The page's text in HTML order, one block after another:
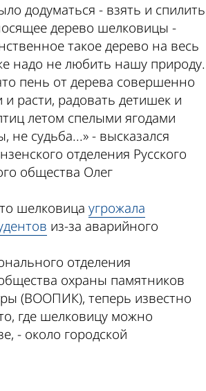
додуматься - взять и спилить
дерево шелковицы -
такое дерево на весь
надо не любить нашу природу.
пень от дерева совершенно
расти, радовать детишек и
летом спелыми ягодами
судьба...» - высказался
отделения Русского
общества Олег
шелковица угрожала
из-за аварийного
отделения
охраны памятников
(ВООПИК), теперь известно
где шелковицу можно
- около городской